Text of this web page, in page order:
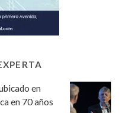
en
en 70 años